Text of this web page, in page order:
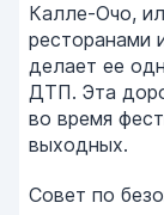
Калле-Очо,
ресторанами
делает ее
ДТП. Эта
во время
выходных.
Совет по